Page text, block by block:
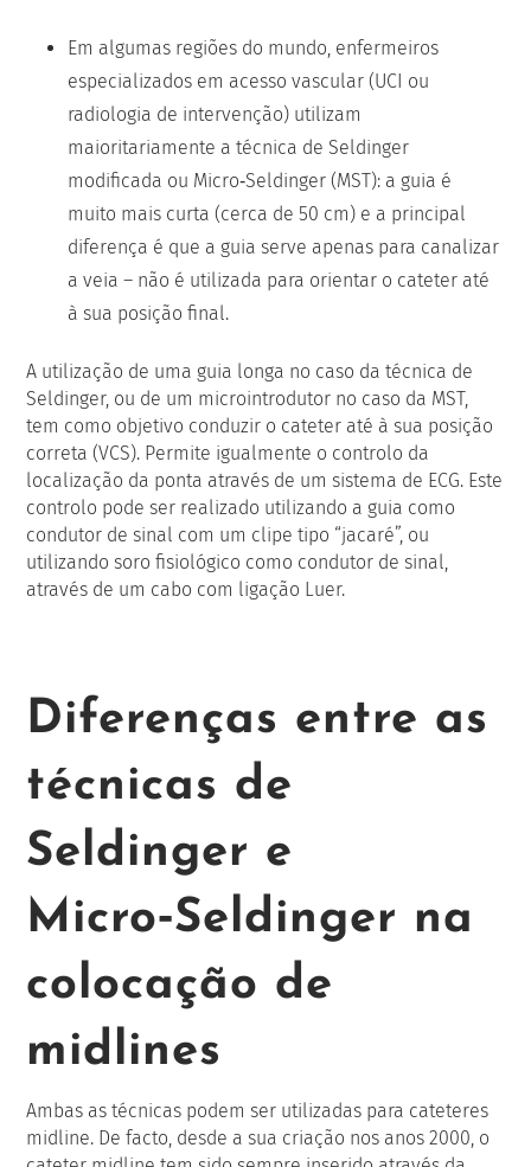
Em algumas regiões do mundo, enfermeiros
especializados em acesso vascular (UCI ou
radiologia de intervenção) utilizam
maioritariamente a técnica de Seldinger
modificada ou Micro‑Seldinger (MST): a guia é
muito mais curta (cerca de 50 cm) e a principal
diferença é que a guia serve apenas para canalizar
a veia – não é utilizada para orientar o cateter até
à sua posição final.
A utilização de uma guia longa no caso da técnica de
Seldinger, ou de um microintrodutor no caso da MST,
tem como objetivo conduzir o cateter até à sua posição
correta (VCS). Permite igualmente o controlo da
localização da ponta através de um sistema de ECG. Este
controlo pode ser realizado utilizando a guia como
condutor de sinal com um clipe tipo “jacaré”, ou
utilizando soro fisiológico como condutor de sinal,
através de um cabo com ligação Luer.
Diferenças entre as
técnicas de
Seldinger e
Micro‑Seldinger na
colocação de
midlines
Ambas as técnicas podem ser utilizadas para cateteres
midline. De facto, desde a sua criação nos anos 2000, o